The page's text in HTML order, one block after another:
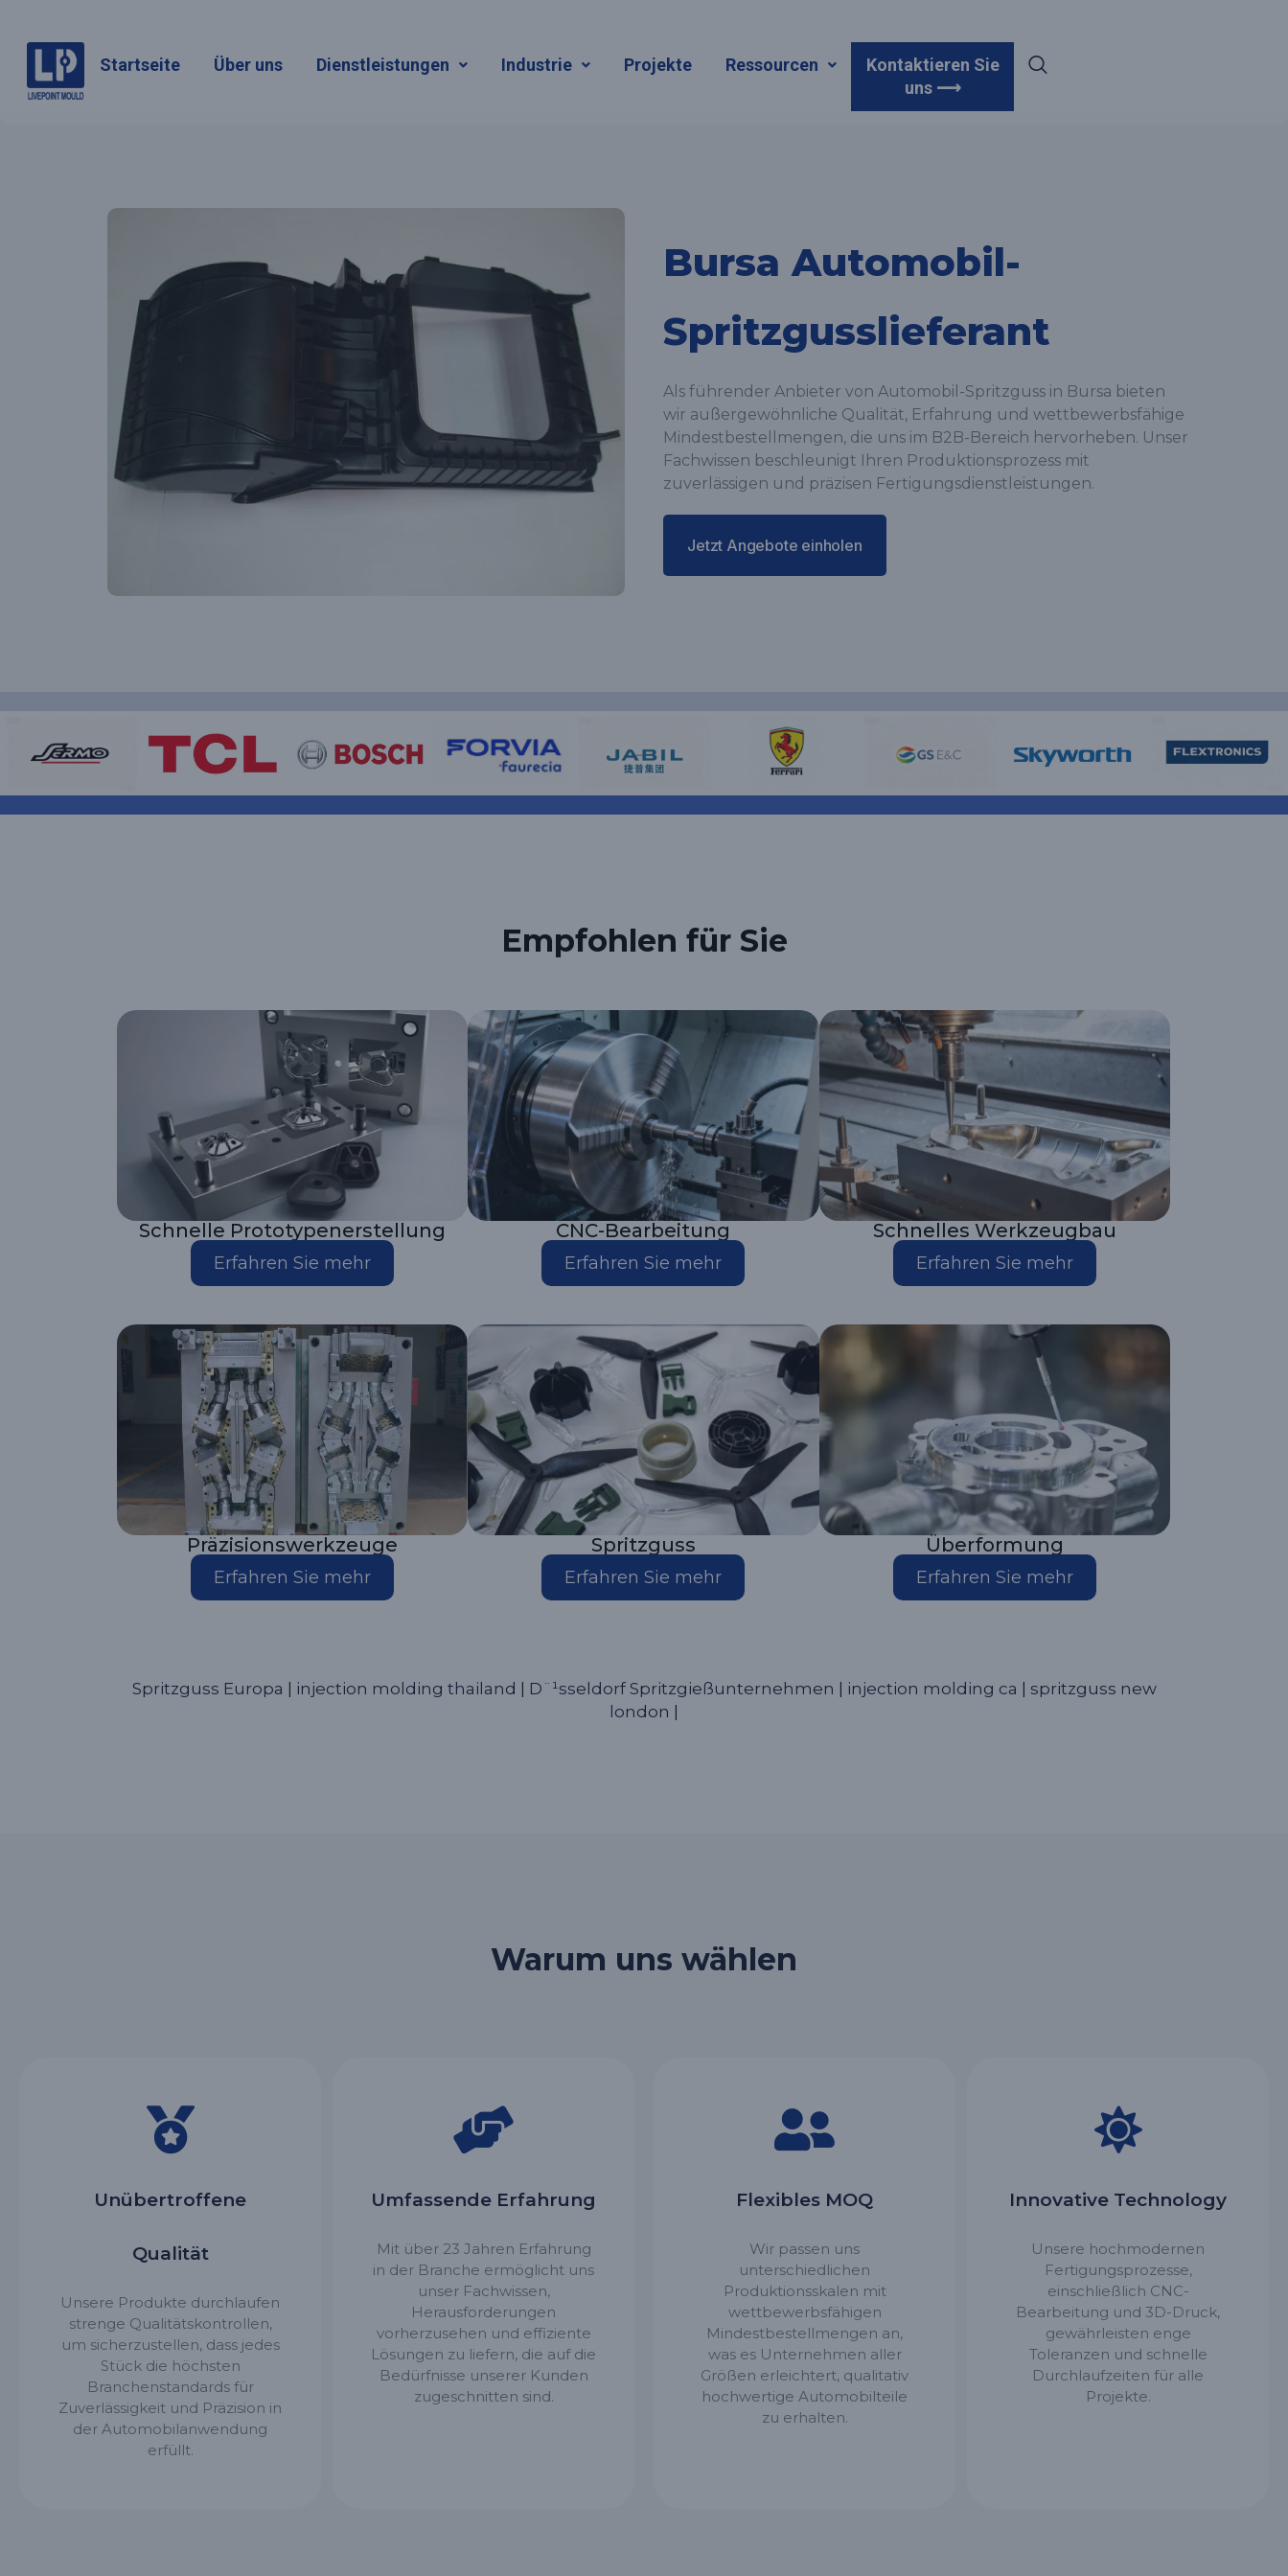
Startseite Über uns Dienstleistungen Industrie Projekte Ressourcen
Kontaktieren Sie
uns ⟶
Bursa Automobil-
Spritzgusslieferant
Als führender Anbieter von Automobil-Spritzguss in Bursa bieten
wir außergewöhnliche Qualität, Erfahrung und wettbewerbsfähige
Mindestbestellmengen, die uns im B2B-Bereich hervorheben. Unser
Fachwissen beschleunigt Ihren Produktionsprozess mit
zuverlässigen und präzisen Fertigungsdienstleistungen.
Jetzt Angebote einholen
Empfohlen für Sie
Schnelle Prototypenerstellung
Erfahren Sie mehr
CNC-Bearbeitung
Erfahren Sie mehr
Schnelles Werkzeugbau
Erfahren Sie mehr
Präzisionswerkzeuge
Erfahren Sie mehr
Spritzguss
Erfahren Sie mehr
Überformung
Erfahren Sie mehr
Spritzguss Europa injection molding thailand D¨¹sseldorf Spritzgießunternehmen injection molding ca
spritzguss new
london
Warum uns wählen
Unübertroffene
Qualität
Unsere Produkte durchlaufen
strenge Qualitätskontrollen,
um sicherzustellen, dass jedes
Stück die höchsten
Branchenstandards für
Zuverlässigkeit und Präzision in
der Automobilanwendung
erfüllt.
Umfassende Erfahrung
Mit über 23 Jahren Erfahrung
in der Branche ermöglicht uns
unser Fachwissen,
Herausforderungen
vorherzusehen und effiziente
Lösungen zu liefern, die auf die
Bedürfnisse unserer Kunden
zugeschnitten sind.
Flexibles MOQ
Wir passen uns
unterschiedlichen
Produktionsskalen mit
wettbewerbsfähigen
Mindestbestellmengen an,
was es Unternehmen aller
Größen erleichtert, qualitativ
hochwertige Automobilteile
zu erhalten.
Innovative Technology
Unsere hochmodernen
Fertigungsprozesse,
einschließlich CNC-
Bearbeitung und 3D-Druck,
gewährleisten enge
Toleranzen und schnelle
Durchlaufzeiten für alle
Projekte.